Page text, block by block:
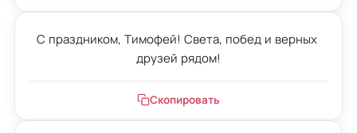
С праздником, Тимофей! Света, побед и верных
друзей рядом!
Скопировать